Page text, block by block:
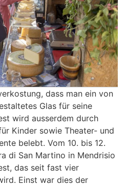
dass man ein von
Glas für seine
wird ausserdem durch
Kinder sowie Theater- und
belebt. Vom 10. bis 12.
di San Martino in Mendrisio
das seit fast vier
Einst war dies der